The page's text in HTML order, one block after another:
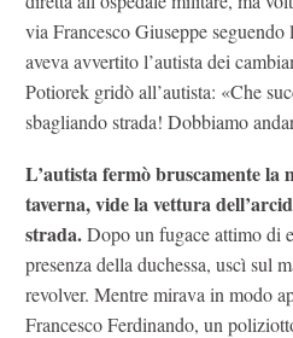
via Francesco Giuseppe
aveva avvertito l’autista dei
Potiorek gridò all’autista: «Che
sbagliando strada! Dobbiamo
L’autista fermò bruscamente la
taverna, vide la vettura
strada.Dopo un fugace attimo di
presenza della duchessa, uscì sul
revolver. Mentre mirava in modo
Francesco Ferdinando, un